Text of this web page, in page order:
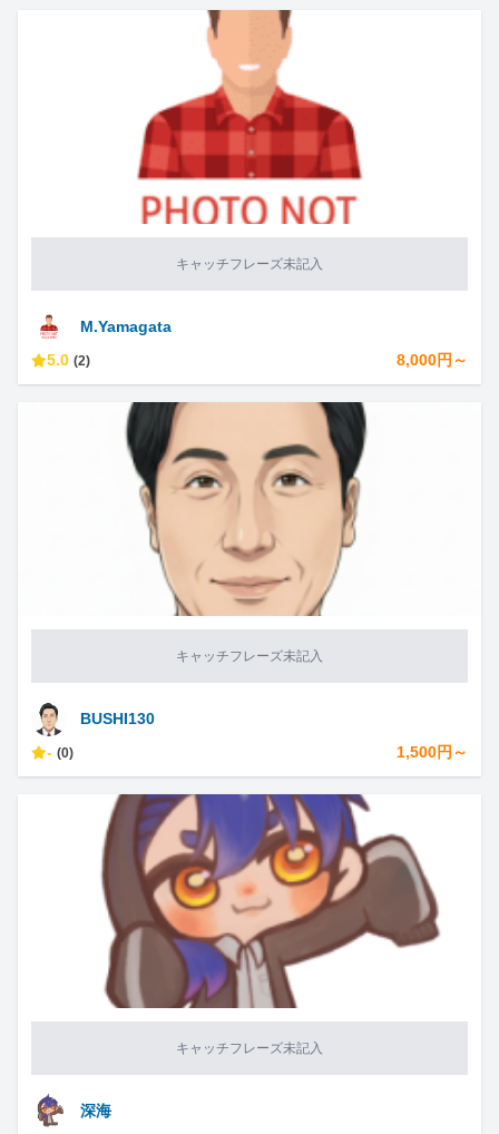
キャッチフレーズ未記入
M.Yamagata
5.0 (2) 8,000円～
キャッチフレーズ未記入
BUSHI130
- (0) 1,500円～
キャッチフレーズ未記入
深海